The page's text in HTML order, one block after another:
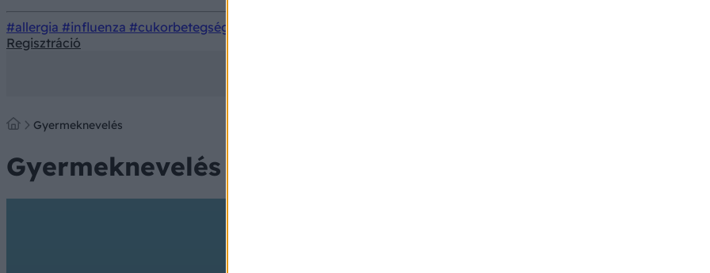
#allergia #influenza #cukorbetegség
Regisztráció
Gyermeknevelés
Gyermeknevelés